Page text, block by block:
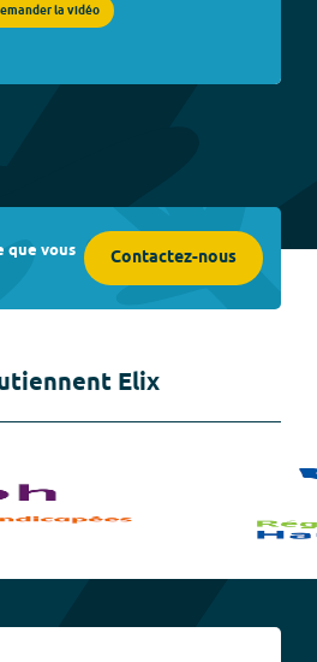
la vidéo
que vous Contactez-nous
Elix